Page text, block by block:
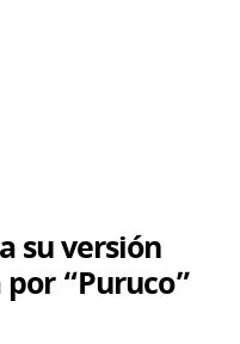
su versión
“Puruco”